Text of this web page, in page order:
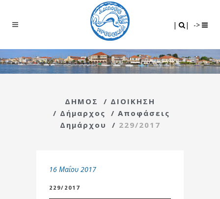
| | ->
ΔΗΜΟΣ / ΔΙΟΙΚΗΣΗ
/ Δήμαρχος / Αποφάσεις
Δημάρχου
/ 229/2017
16 Μαΐου 2017
229/2017